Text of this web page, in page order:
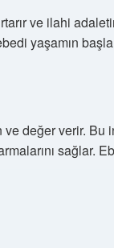
ve ilahi
yaşamın
değer verir. Bu
sağlar.